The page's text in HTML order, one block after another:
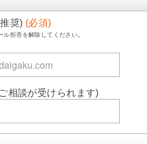
奨) (必須)
拒否を解除してください。
相談が受けられます)